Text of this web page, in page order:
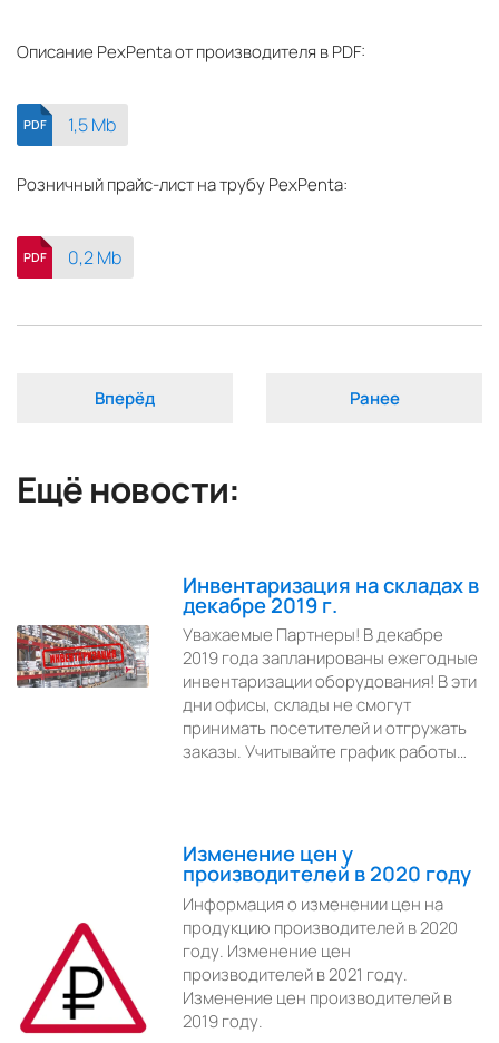
Описание PexPenta от производителя в PDF:
PDF 1,5 Mb
Розничный прайс-лист на трубу PexPenta:
PDF 0,2 Mb
Вперёд Ранее
Ещё новости:
Инвентаризация на складах в
декабре 2019 г.
Уважаемые Партнеры! В декабре
2019 года запланированы ежегодные
инвентаризации оборудования! В эти
дни офисы, склады не смогут
принимать посетителей и отгружать
заказы. Учитывайте график работы…
Изменение цен у
производителей в 2020 году
Информация о изменении цен на
продукцию производителей в 2020
году. Изменение цен
производителей в 2021 году.
Изменение цен производителей в
2019 году.